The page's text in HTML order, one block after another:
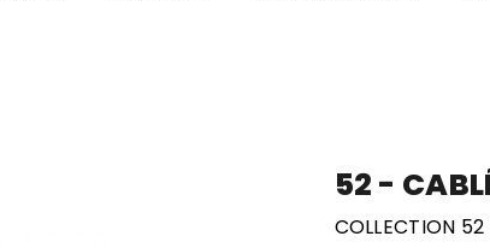
52 -
COLLECTION